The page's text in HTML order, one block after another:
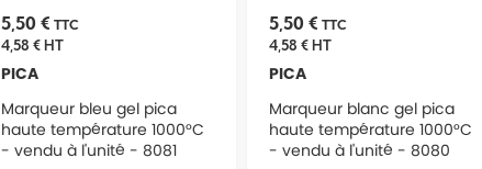
5,50 € TTC
4,58 €HT
PICA
Marqueur bleu gel pica
haute température 1000°C
- vendu à l'unité - 8081
5,50 € TTC
4,58 €HT
PICA
Marqueur blanc gel pica
haute température 1000°C
- vendu à l'unité - 8080